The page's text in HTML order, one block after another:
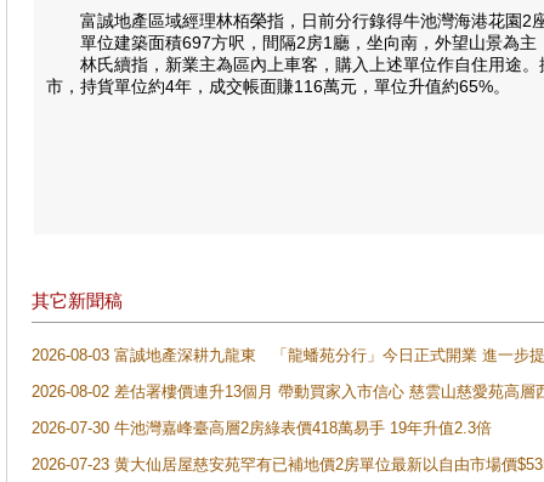
富誠地產區域經理林栢榮指，日前分行錄得牛池灣海港花園2
單位建築面積697方呎，間隔2房1廳，坐向南，外望山景為主
林氏續指，新業主為區內上車客，購入上述單位作自住用途。
市，持貨單位約4年，成交帳面賺116萬元，單位升值約65%。
其它新聞稿
2026-08-03 富誠地產深耕九龍東 「龍蟠苑分行」今日正式開業 進一步
2026-08-02 差估署樓價連升13個月 帶動買家入市信心 慈雲山慈愛苑高層
2026-07-30 牛池灣嘉峰臺高層2房綠表價418萬易手 19年升值2.3倍
2026-07-23 黄大仙居屋慈安苑罕有已補地價2房單位最新以自由市場價